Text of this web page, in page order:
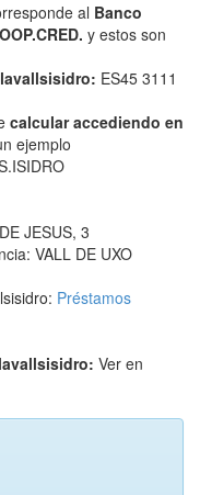
al Banco
y estos son
ES45 3111
calcular accediendo en
ejemplo
JESUS, 3
VALL DE UXO
Préstamos
Ver en